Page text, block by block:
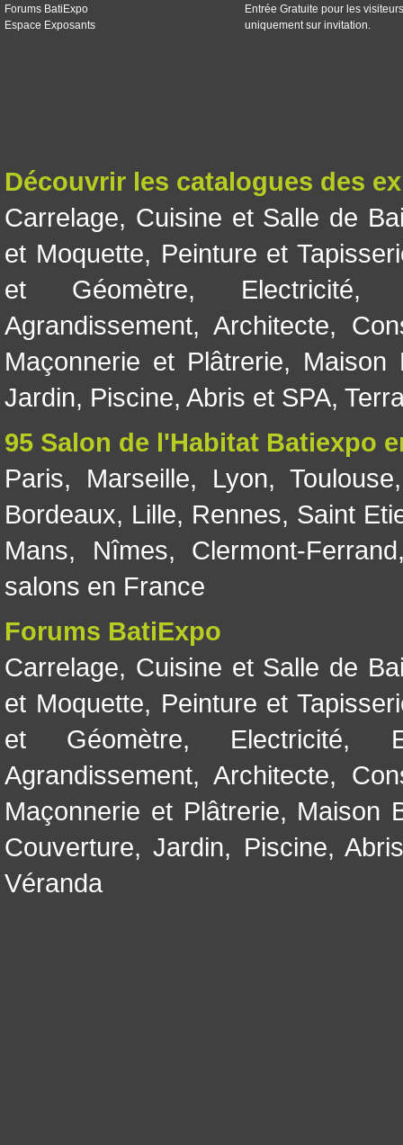
Forums BatiExpo
Espace Exposants
Entrée Gratuite pour les visiteurs
uniquement sur invitation.
Découvrir les catalogues des
Carrelage, Cuisine et Salle de
et Moquette, Peinture et
et Géomètre, Electricité
Agrandissement, Architecte,
Maçonnerie et Plâtrerie, Maison
Jardin, Piscine, Abris et SPA,
95 Salon de l'Habitat Batiexpo
Paris, Marseille, Lyon, Toulouse
Bordeaux, Lille, Rennes, Saint
Mans, Nîmes, Clermont-Ferrand
salons en France
Forums BatiExpo
Carrelage, Cuisine et Salle de
et Moquette, Peinture et
et Géomètre, Electricité,
Agrandissement, Architecte,
Maçonnerie et Plâtrerie, Maison
Couverture,Jardin, Piscine,
Véranda